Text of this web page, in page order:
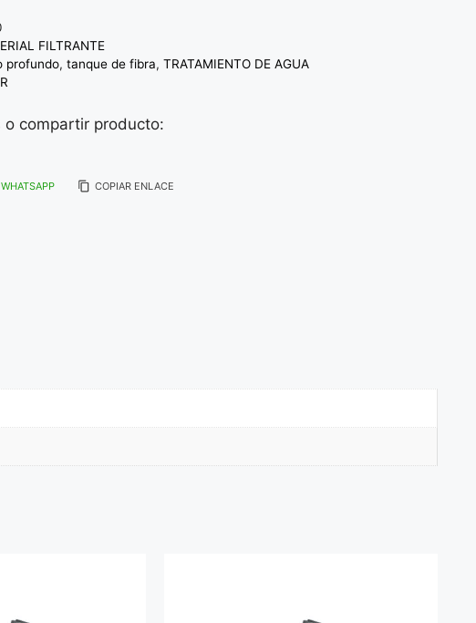
FILTRANTE
profundo,tanque de fibra,TRATAMIENTO DE AGUA
o compartir producto:
WHATSAPP COPIAR ENLACE